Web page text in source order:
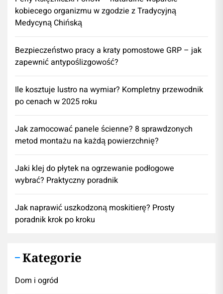
kobiecego organizmu w zgodzie z Tradycyjną
Medycyną Chińską
Bezpieczeństwo pracy a kraty pomostowe GRP – jak
zapewnić antypoślizgowość?
Ile kosztuje lustro na wymiar? Kompletny przewodnik
po cenach w 2025 roku
Jak zamocować panele ścienne? 8 sprawdzonych
metod montażu na każdą powierzchnię?
Jaki klej do płytek na ogrzewanie podłogowe
wybrać? Praktyczny poradnik
Jak naprawić uszkodzoną moskitierę? Prosty
poradnik krok po kroku
Kategorie
Dom i ogród